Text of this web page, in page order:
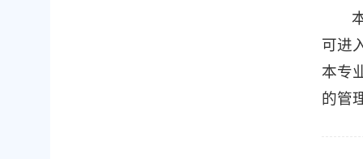
可进
本专
的管